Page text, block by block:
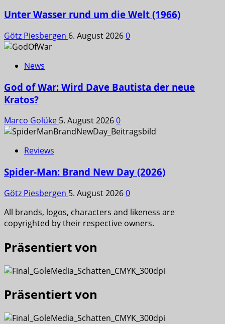
Unter Wasser rund um die Welt (1966)
Götz Piesbergen 6. August 20260
News
God of War: Wird Dave Bautista der neue
Kratos?
Marco Golüke 5. August 20260
Reviews
Spider-Man: Brand New Day (2026)
Götz Piesbergen 5. August 20260
All brands, logos, characters and likeness are
copyrighted by their respective owners.
Präsentiert von
Präsentiert von